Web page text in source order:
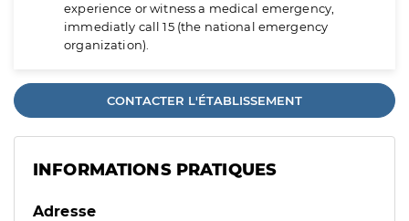
experience or witness a medical emergency,
immediatly call 15 (the national emergency
organization).
CONTACTER L'ÉTABLISSEMENT
INFORMATIONS PRATIQUES
Adresse